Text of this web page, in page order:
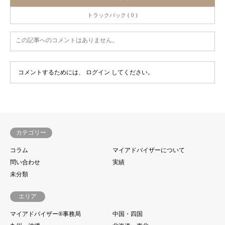
トラックバック ( 0 )
この記事へのコメントはありません。
コメントするためには、 ログイン してください。
カテゴリー
コラム
マイアドバイザーについて
問い合わせ
実績
未分類
エリア
マイアドバイザー®事務局
中国・四国